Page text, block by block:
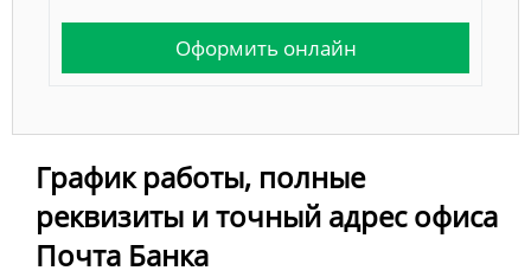
Оформить онлайн
График работы, полные
реквизиты и точный адрес офиса
Почта Банка